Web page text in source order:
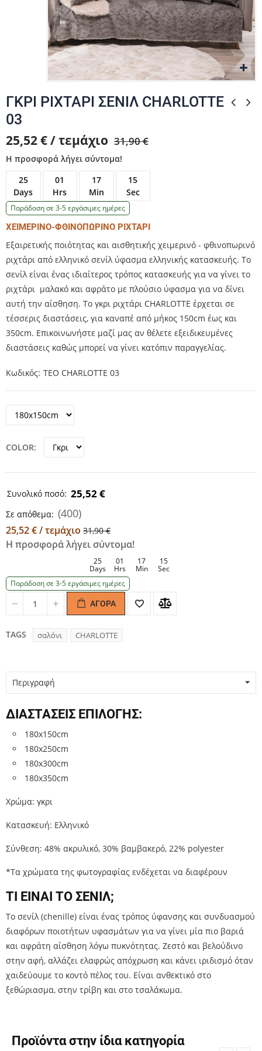
ΓΚΡΙ ΡΙΧΤΑΡΙ ΣΕΝΙΛ CHARLOTTE
03
25,52 € / τεμάχιο 31,90 €
Η προσφορά λήγει σύντομα!
25
Days
01
Hrs
17
Min
14
Sec
Παράδοση σε 3-5 εργάσιμες ημέρες
ΧΕΙΜΕΡΙΝΟ-ΦΘΙΝΟΠΩΡΙΝΟ ΡΙΧΤΑΡΙ
Εξαιρετικής ποιότητας και αισθητικής χειμερινό - φθινοπωρινό
ριχτάρι από ελληνικό σενίλ ύφασμα ελληνικής κατασκευής. Το
σενίλ είναι ένας ιδιαίτερος τρόπος κατασκευής για να γίνει το
ριχτάρι μαλακό και αφράτο με πλούσιο ύφασμα για να δίνει
αυτή την αίσθηση. Το γκρι ριχτάρι CHARLOTTE έρχεται σε
τέσσερις διαστάσεις, για καναπέ από μήκος 150cm έως και
350cm. Επικοινωνήστε μαζί μας αν θέλετε εξειδικευμένες
διαστάσεις καθώς μπορεί να γίνει κατόπιν παραγγελίας.
Κωδικός TEO CHARLOTTE 03
COLOR
Συνολικό ποσό: 25,52 €
Σε απόθεμα: (400)
25,52 € / τεμάχιο 31,90 €
Η προσφορά λήγει σύντομα!
25
Days
01
Hrs
17
Min
14
Sec
Παράδοση σε 3-5 εργάσιμες ημέρες
Quantity
Quantity ΑΓΟΡΆ
TAGS σαλόνι CHARLOTTE
Περιγραφή
ΔΙΑΣΤΑΣΕΙΣ ΕΠΙΛΟΓΗΣ:
180x150cm
180x250cm
180x300cm
180x350cm
Χρώμα: γκρι
Κατασκευή: Ελληνικό
Σύνθεση: 48% ακρυλικό, 30% βαμβακερό, 22% polyester
*Τα χρώματα της φωτογραφίας ενδέχεται να διαφέρουν
ΤΙ ΕΙΝΑΙ ΤΟ ΣΕΝΙΛ;
Το σενίλ (chenille) είναι ένας τρόπος ύφανσης και συνδυασμού
διαφόρων ποιοτήτων υφασμάτων για να γίνει μία πιο βαριά
και αφράτη αίσθηση λόγω πυκνότητας. Ζεστό και βελούδινο
στην αφή, αλλάζει ελαφρώς απόχρωση και κάνει ιριδισμό όταν
χαιδεύουμε το κοντό πέλος του. Είναι ανθεκτικό στο
ξεθώριασμα, στην τρίβη και στο τσαλάκωμα.
Προϊόντα στην ίδια κατηγορία